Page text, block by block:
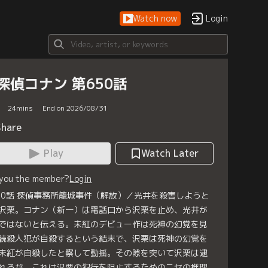
Watch now Login
偵コナン 第650話
24mins End on 2026/08/31
Play
Watch Later
the member?Login
話 探偵事務所籠城事件（解放）／光井を殺害しようと
栗。コナン（新一）は電話口から沢栗を止め、光井が
はないと伝える。未紅のデビュー作は死神の幻覚を見
殺人犯が自殺するという結末で、沢栗は死神の幻覚を
紅が自殺したと察して動揺。その隙を突いて沢栗は逮